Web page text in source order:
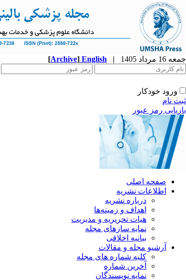
جمعه 16 مرداد 1405 |
English
[Archive]
ورود خودکار
ثبت نام
بازیابی رمز عبور
صفحه اصلی
اطلاعات نشریه
درباره نشریه
اهداف و زمینه‌ها
هیات تحریریه و مدیریت
نمایه سازهای مجله
بیانیه اخلاقی
آرشیو مجله و مقالات
کلیه شماره های مجله
آخرین شماره
نمایه نویسندگان